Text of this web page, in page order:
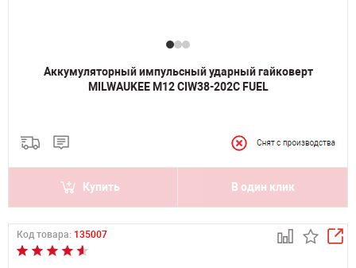
Аккумуляторный импульсный ударный гайковерт
MILWAUKEE M12 CIW38-202C FUEL
Купить В один клик
Код товара: 135007